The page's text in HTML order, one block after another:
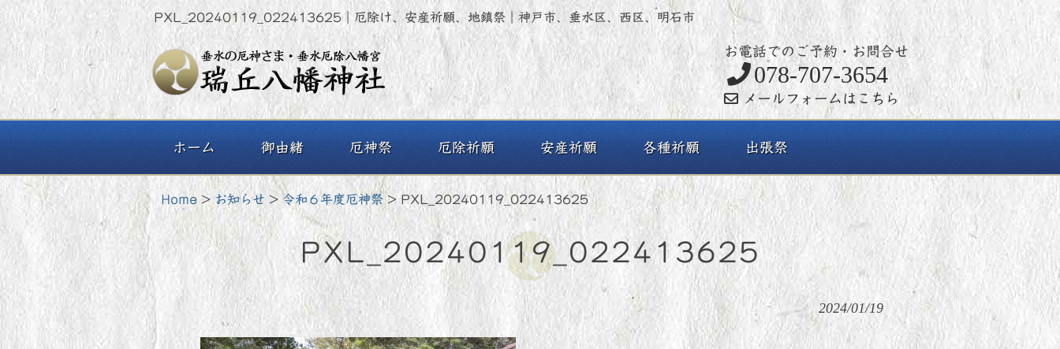
PXL_20240119_022413625｜厄除け、安産祈願、地鎮祭｜神戸市、垂水区、西区、明石市
お電話でのご予約・お問合せ
078-707-3654
メールフォームはこちら
ホーム 御由緒 厄神祭 厄除祈願 安産祈願 各種祈願 出張祭
Home >お知らせ > 令和６年度厄神祭>PXL_20240119_022413625
PXL_20240119_022413625
2024/01/19